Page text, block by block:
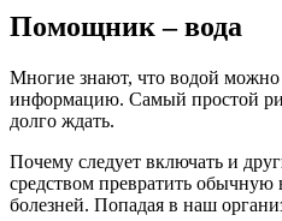
Помощник – вода
Многие знают, что водой можно
информацию. Самый простой
долго ждать.
Почему следует включать и
средством превратить
болезней. Попадая в наш